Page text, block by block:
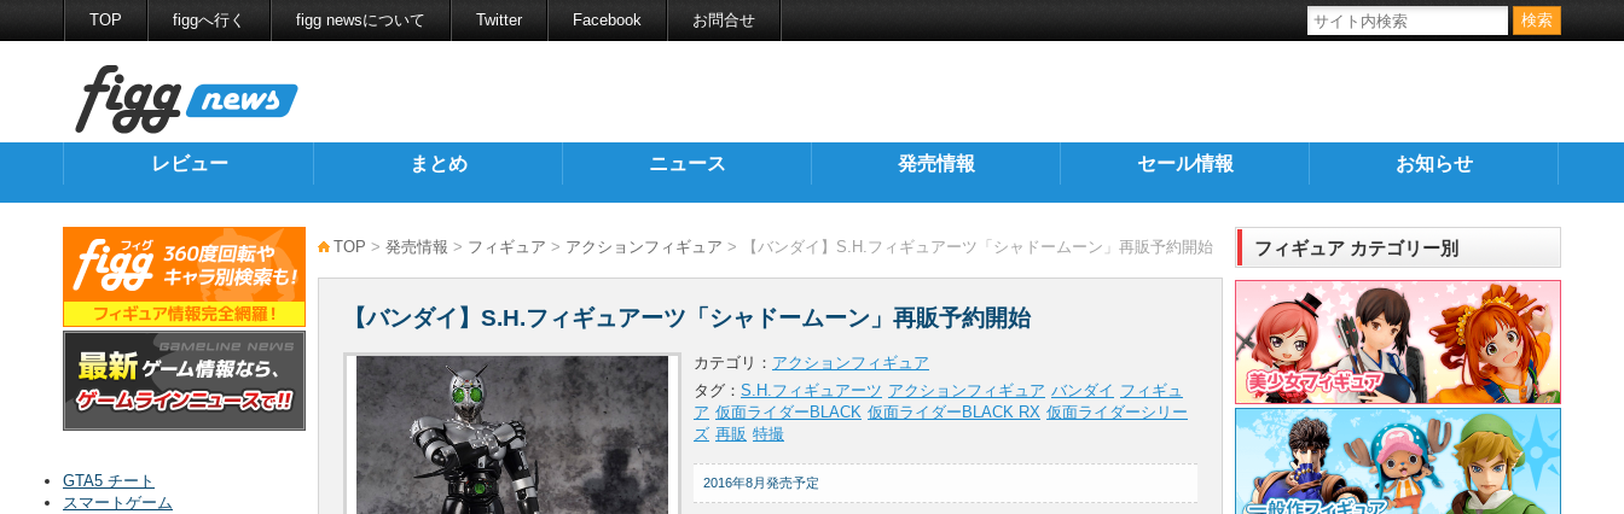
TOP figgへ行く figg newsについて Twitter Facebook お問合せ
レビュー まとめ ニュース 発売情報 セール情報 お知らせ
TOP > 発売情報 > フィギュア > アクションフィギュア > 【バンダイ】S.H.フィギュアーツ「シャドームーン」再販予約開始
【バンダイ】S.H.フィギュアーツ「シャドームーン」再販予約開始
カテゴリ： アクションフィギュア
タグ： S.H.フィギュアーツ アクションフィギュア バンダイ フィギュ
ア 仮面ライダーBLACK 仮面ライダーBLACK RX 仮面ライダーシリー
ズ 再販 特撮
2016年8月発売予定
GTA5 チート
スマートゲーム
フィギュア カテゴリー別